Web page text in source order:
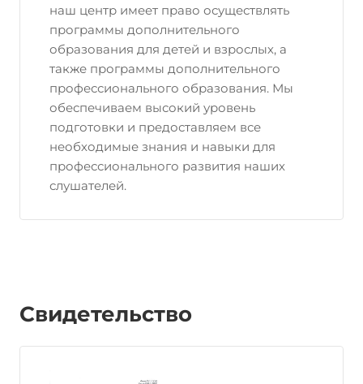
наш центр имеет право осуществлять
программы дополнительного
образования для детей и взрослых, а
также программы дополнительного
профессионального образования. Мы
обеспечиваем высокий уровень
подготовки и предоставляем все
необходимые знания и навыки для
профессионального развития наших
слушателей.
Свидетельство